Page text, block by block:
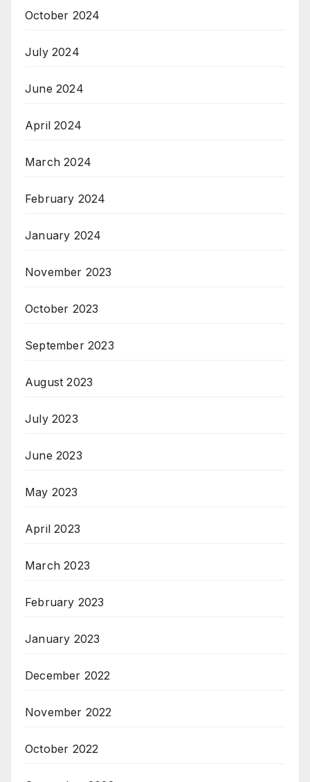
October 2024
July 2024
June 2024
April 2024
March 2024
February 2024
January 2024
November 2023
October 2023
September 2023
August 2023
July 2023
June 2023
May 2023
April 2023
March 2023
February 2023
January 2023
December 2022
November 2022
October 2022